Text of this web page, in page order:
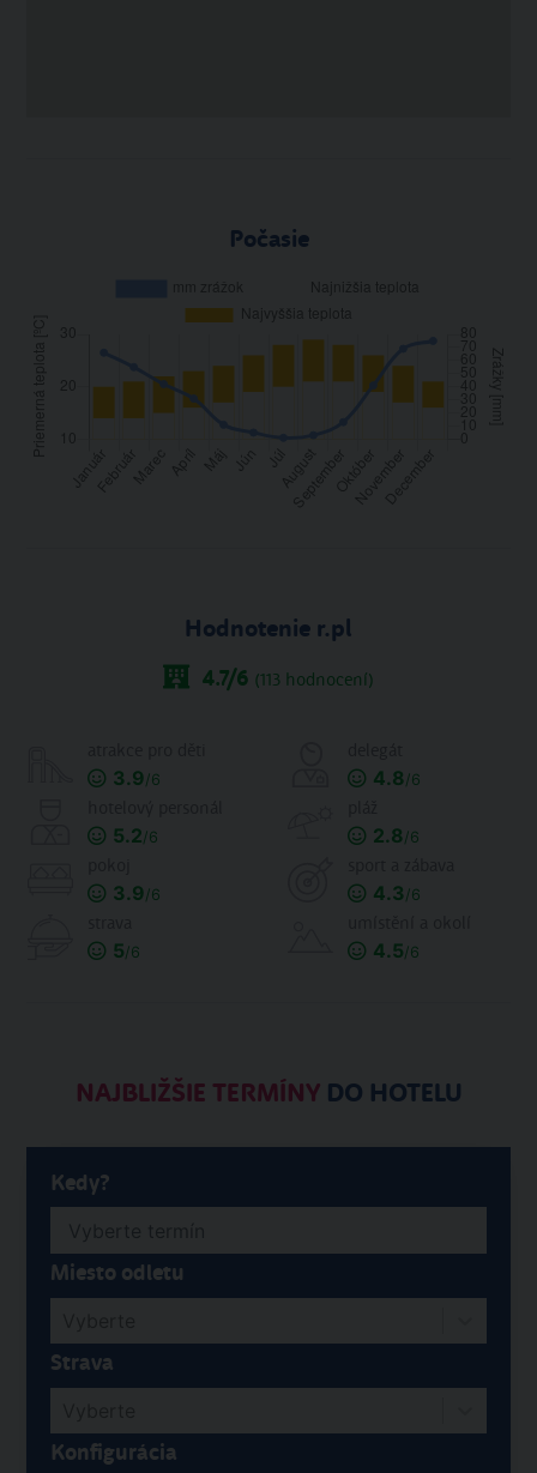
Počasie
Hodnotenie r.pl
4.7/6 (113 hodnocení)
3.9/6 4.8/6
5.2/6 2.8/6
3.9/6 4.3/6
5/6 4.5/6
NAJBLIŽŠIE TERMÍNYDO HOTELU
Kedy?
Miesto odletu
Strava
Konfigurácia